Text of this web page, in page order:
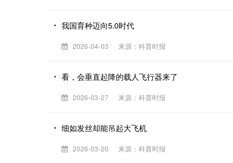
我国育种迈向5.0时代
2026-04-03 来源：科普时报
看，会垂直起降的载人飞行器来了
2026-03-27 来源：科普时报
细如发丝却能吊起大飞机
2026-03-20 来源：科普时报